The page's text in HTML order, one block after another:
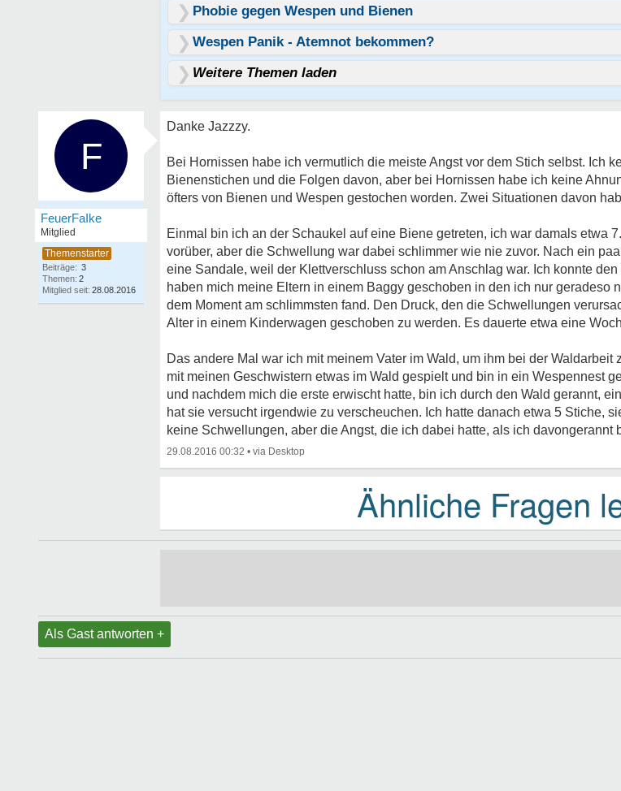
Phobie gegen Wespen und Bienen
Wespen Panik - Atemnot bekommen?
Weitere Themen laden
F
FeuerFaIke
Mitglied
Beiträge: 3
Themen: 2
Mitglied seit: 28.08.2016
Danke Jazzzy.
Bei Hornissen habe ich vermutlich die meiste Angst vor dem Stich selbst. Ich
Bienenstichen und die Folgen davon, aber bei Hornissen habe ich keine
öfters von Bienen und Wespen gestochen worden. Zwei Situationen davon
Einmal bin ich an der Schaukel auf eine Biene getreten, ich war damals etwa
vorüber, aber die Schwellung war dabei schlimmer wie nie zuvor. Nach ein
eine Sandale, weil der Klettverschluss schon am Anschlag war. Ich konnte
haben mich meine Eltern in einem Baggy geschoben in den ich nur geradeso
dem Moment am schlimmsten fand. Den Druck, den die Schwellungen
Alter in einem Kinderwagen geschoben zu werden. Es dauerte etwa eine
Das andere Mal war ich mit meinem Vater im Wald, um ihm bei der
mit meinen Geschwistern etwas im Wald gespielt und bin in ein Wespennest
und nachdem mich die erste erwischt hatte, bin ich durch den Wald gerannt,
hat sie versucht irgendwie zu verscheuchen. Ich hatte danach etwa 5 Stiche,
keine Schwellungen, aber die Angst, die ich dabei hatte, als ich
29.08.2016 00:32 •
Als Gast antworten +